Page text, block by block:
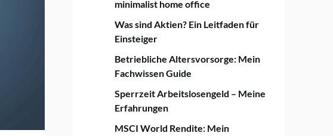
minimalist home office
Was sind Aktien? Ein Leitfaden für
Einsteiger
Betriebliche Altersvorsorge: Mein
Fachwissen Guide
Sperrzeit Arbeitslosengeld – Meine
Erfahrungen
MSCI World Rendite: Mein